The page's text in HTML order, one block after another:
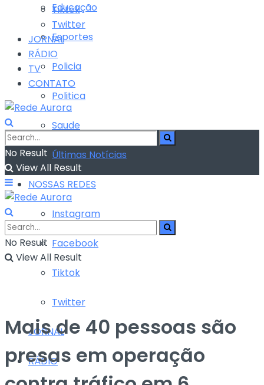
Educação
Esportes
Policia
Politica
Saude
Últimas Notícias
NOSSAS REDES
Instagram
Facebook
Tiktok
Twitter
JORNAL
RÁDIO
Tiktok
Twitter
JORNAL
RÁDIO
TV
CONTATO
No Result
View All Result
No Result
View All Result
Mais de 40 pessoas são
presas em operação